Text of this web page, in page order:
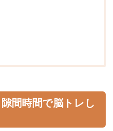
間時間で脳トレし